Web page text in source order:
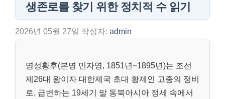
생존로를 찾기 위한 정치적 수 읽기
2026년 05월 27일 작성자: admin
명성황후(본명 민자영, 1851년~1895년)는 조선
제26대 왕이자 대한제국 초대 황제인 고종의 정비
로, 급변하는 19세기 말 동북아시아 정세 속에서